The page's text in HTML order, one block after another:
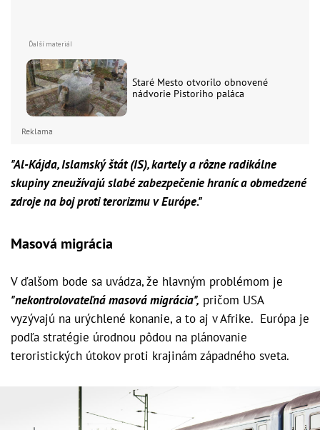
Staré Mesto otvorilo obnovené
nádvorie Pistoriho paláca
Reklama
"Al-Kájda, Islamský štát (IS), kartely a rôzne radikálne
skupiny zneužívajú slabé zabezpečenie hraníc a obmedzené
zdroje na boj proti terorizmu v Európe."
Masová migrácia
V ďalšom bode sa uvádza, že hlavným problémom je
"nekontrolovateľná masová migrácia", pričom USA
vyzývajú na urýchlené konanie, a to aj v Afrike. Európa je
podľa stratégie úrodnou pôdou na plánovanie
teroristických útokov proti krajinám západného sveta.